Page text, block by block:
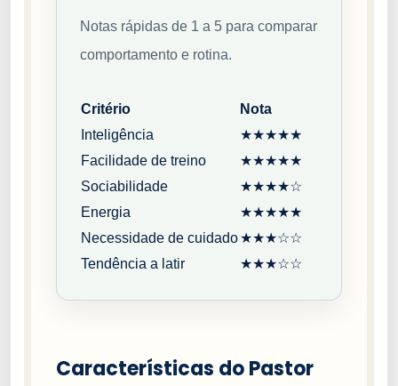
Notas rápidas de 1 a 5 para comparar
comportamento e rotina.
Critério
Nota
Inteligência
★★★★★
Facilidade de treino
★★★★★
Sociabilidade
★★★★☆
Energia
★★★★★
Necessidade de cuidado★★★☆☆
Tendência a latir
★★★☆☆
Características do Pastor